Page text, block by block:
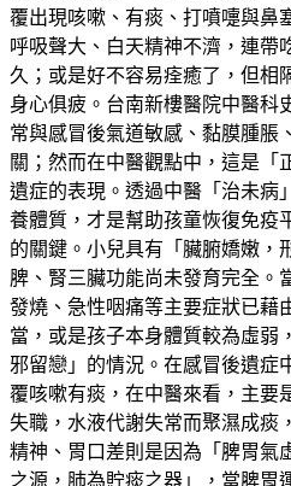
覆出現咳嗽、有痰、打噴嚏與鼻
呼吸聲大、白天精神不濟，連帶
久；或是好不容易痊癒了，但相
身心俱疲。台南新樓醫院中醫科
常與感冒後氣道敏感、黏膜腫脹
關；然而在中醫觀點中，這是「
遺症的表現。透過中醫「治未病
養體質，才是幫助孩童恢復免疫
的關鍵。小兒具有「臟腑嬌嫩，
脾、腎三臟功能尚未發育完全。
發燒、急性咽痛等主要症狀已藉
當，或是孩子本身體質較為虛弱
邪留戀」的情況。在感冒後遺症
覆咳嗽有痰，在中醫來看，主要
失職，水液代謝失常而聚濕成痰
精神、胃口差則是因為「脾胃氣
之源，肺為貯痰之器」，當脾胃